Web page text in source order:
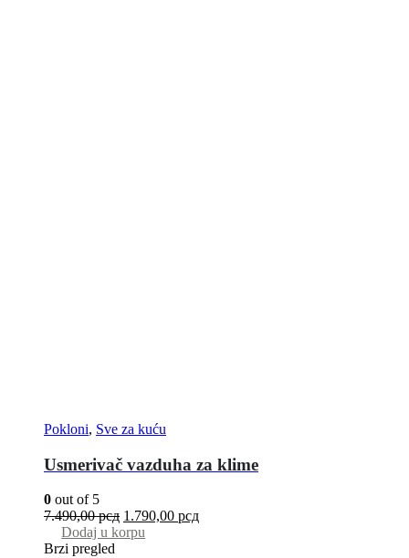
Pokloni, Sve za kuću
Usmerivač vazduha za klime
0 out of 5
7.490,00рсд 1.790,00 рсд
Dodaj u korpu
Brzi pregled